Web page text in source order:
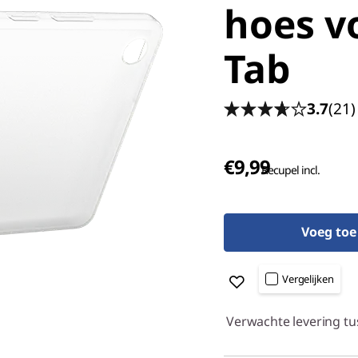
hoes
Tab
3.7(21)
€9,99Recupel incl.
Voeg
Vergelijken
Verwachte levering